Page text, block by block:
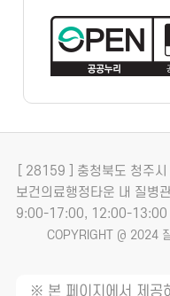
[ 28159 ] 충청북도 청주
보건의료행정타운 내 질병
9:00-17:00, 12:00-13:00
COPYRIGHT @ 2024
※ 본 페이지에서 제공